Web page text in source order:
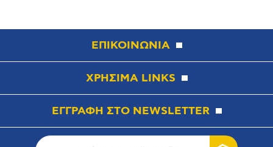
ΕΠΙΚΟΙΝΩΝΙΑ
ΧΡΗΣΙΜΑ LINKS
ΕΓΓΡΑΦΗ ΣΤΟ NEWSLETTER